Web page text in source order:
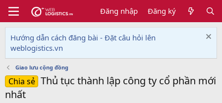
Đăng nhập Đăng ký
Hướng dẫn cách đăng bài - Đặt câu hỏi lên
weblogistics.vn
Giao lưu cộng đồng
Chia sẻ Thủ tục thành lập công ty cổ phần mới
nhất